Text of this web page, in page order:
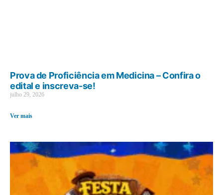
Prova de Proficiência em Medicina – Confira o
edital e inscreva-se!
julho 29, 2026
Ver mais